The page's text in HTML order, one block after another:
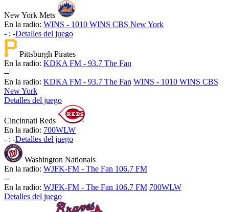
New York Mets
En la radio: WINS - 1010 WINS CBS New York
- : -Detalles del juego
Pittsburgh Pirates
En la radio: KDKA FM - 93.7 The Fan
--
En la radio: KDKA FM - 93.7 The Fan WINS - 1010 WINS CBS
New York
Detalles del juego
Cincinnati Reds
En la radio: 700WLW
- : -Detalles del juego
Washington Nationals
En la radio: WJFK-FM - The Fan 106.7 FM
--
En la radio: WJFK-FM - The Fan 106.7 FM 700WLW
Detalles del juego